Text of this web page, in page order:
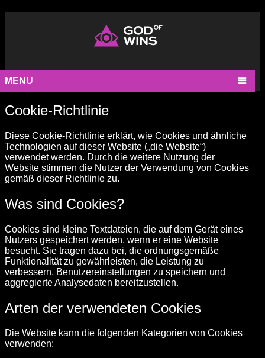
MENU
Cookie-Richtlinie
Diese Cookie-Richtlinie erklärt, wie Cookies und ähnliche
Technologien auf dieser Website („die Website“)
verwendet werden. Durch die weitere Nutzung der
Website stimmen die Nutzer der Verwendung von Cookies
gemäß dieser Richtlinie zu.
Was sind Cookies?
Cookies sind kleine Textdateien, die auf dem Gerät eines
Nutzers gespeichert werden, wenn er eine Website
besucht. Sie tragen dazu bei, die ordnungsgemäße
Funktionalität zu gewährleisten, die Leistung zu
verbessern, Benutzereinstellungen zu speichern und
aggregierte Analysedaten bereitzustellen.
Arten der verwendeten Cookies
Die Website kann die folgenden Kategorien von Cookies
verwenden: